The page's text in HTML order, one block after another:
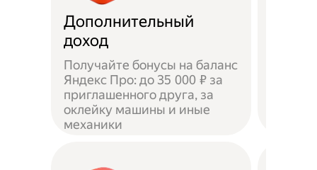
Дополнительный
доход
Получайте бонусы на баланс
Яндекс Про: до 35 000 ₽ за
приглашенного друга, за
оклейку машины и иные
механики